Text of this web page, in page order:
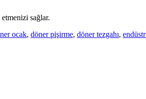
etmenizi sağlar.
ocak, döner pişirme, döner tezgahı,